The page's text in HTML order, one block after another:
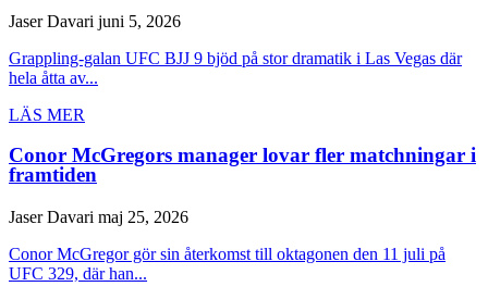
Jaser Davari juni 5, 2026
Grappling-galan UFC BJJ 9 bjöd på stor dramatik i Las Vegas där
hela åtta av...
LÄS MER
Conor McGregors manager lovar fler matchningar i
framtiden
Jaser Davari maj 25, 2026
Conor McGregor gör sin återkomst till oktagonen den 11 juli på
UFC 329, där han...